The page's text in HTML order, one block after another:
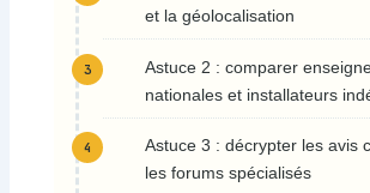
et la géolocalisation
Astuce 2 : comparer
nationales et installateurs
Astuce 3 : décrypter les avis
les forums spécialisés